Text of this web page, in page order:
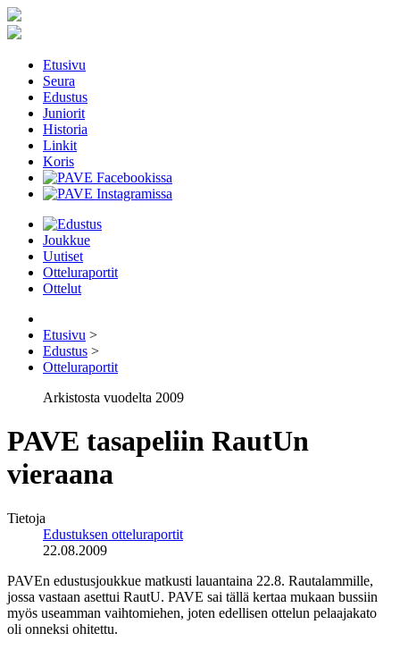
Etusivu
Seura
Edustus
Juniorit
Historia
Linkit
Koris
Joukkue
Uutiset
Otteluraportit
Ottelut
Etusivu >
Edustus >
Otteluraportit
Arkistosta vuodelta 2009
PAVE tasapeliin RautUn
vieraana
Tietoja
Edustuksen otteluraportit
22.08.2009
PAVEn edustusjoukkue matkusti lauantaina 22.8. Rautalammille,
jossa vastaan asettui RautU. PAVE sai tällä kertaa mukaan bussiin
myös useamman vaihtomiehen, joten edellisen ottelun pelaajakato
oli onneksi ohitettu.